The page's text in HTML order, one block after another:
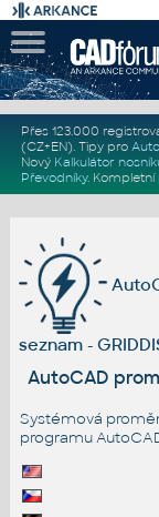
Přes 123.000
(CZ+EN). Tipy pro
Nový Kalkulátor
Převodníky. Kompletní
seznam -
AutoCAD
Systémová
programu